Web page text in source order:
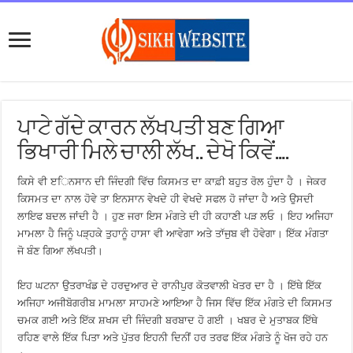
ਪਾਟੇ ਗੱਦੇ ਕਾਰਨ ਲੱਖਪਤੀ ਬਣ ਗਿਆ
ਭਿਖਾਰੀ ਮਿਲੇ ਚਾਲੀ ਲੱਖ.. ਦੇਖੋ ਕਿਵੇਂ….
ਕਿਸੇ ਵੀ ੲਿਨਸਾਨ ਦੀ ਜਿੰਦਗੀ ਵਿੱਚ ਕਿਸਮਤ ਦਾ ਕਾਫ਼ੀ ਬਹੁਤ ਰੋਲ ਹੁੰਦਾ ਹੈ । ਜੇਕਰ
ਕਿਸਮਤ ਦਾ ਨਾਲ ਹੋਵੇ ਤਾ ਇਨਸਾਨ ਵੇਖਦੇ ਹੀ ਵੇਖਦੇ ਸਫਲ ਹੋ ਜਾਂਦਾ ਹੈ ਅਤੇ ਉਸਦੀ
ਲਾਇਫ ਬਦਲ ਜਾਂਦੀ ਹੈ । ਹੁਣ ਜਰਾ ਇਸ ਮੰਗਤੇ ਦੀ ਹੀ ਕਹਾਣੀ ਪੜ ਲਓ । ਇਹ ਅਜਿਹਾ
ਮਾਮਲਾ ਹੈ ਜਿਨੂੰ ਪੜ੍ਹਕੇ ਤੁਹਾਨੂੰ ਹਾਸਾ ਵੀ ਆਵੇਗਾ ਅਤੇ ਤਾੱਜੁਬ ਵੀ ਹੋਵੇਗਾ। ਇੱਕ ਮੰਗਤਾ
ਜੋ ਬੰਣ ਗਿਆ ਲੱਖਪਤੀ।
ਇਹ ਘਟਨਾ ਉਤਰਾਖੰਡ ਦੇ ਹਰਦੁਆਰ ਦੇ ਰਾਨੀਪੁਰ ਕੋਤਵਾਲੀ ਖੇਤਰ ਦਾ ਹੈ । ਇੱਥੇ ਇੱਕ
ਅਜਿਹਾ ਅਜੀਬੋਗਰੀਬ ਮਾਮਲਾ ਸਾਹਮਣੇ ਆਇਆ ਹੈ ਜਿਸ ਵਿੱਚ ਇੱਕ ਮੰਗਤੇ ਦੀ ਕਿਸਮਤ
ਚਮਕ ਗਈ ਅਤੇ ਇੱਕ ਸ਼ਖਸ ਦੀ ਜਿੰਦਗੀ ਬਰਬਾਦ ਹੋ ਗਈ । ਖਬਰ ਦੇ ਮੁਤਾਬਕ ਇੱਥੇ
ਰਹਿਣ ਵਾਲੇ ਇੱਕ ਪਿਤਾ ਅਤੇ ਪੁੱਤਰ ਇਹਨੀ ਦਿਨੀਂ ਹਰ ਤਰਫ ਇੱਕ ਮੰਗਤੇ ਨੂੰ ਖੋਜ ਰਹੇ ਹਨ